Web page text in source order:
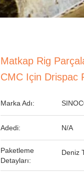
Matkap Rig
CMC Için Drispac
Marka Adı:
Adedi: N/A
Paketleme
Detayları:
Deniz